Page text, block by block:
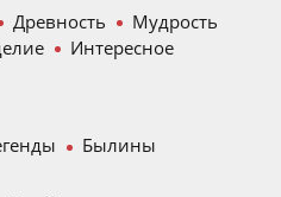
Древность
Мудрость
Интересное
Былины